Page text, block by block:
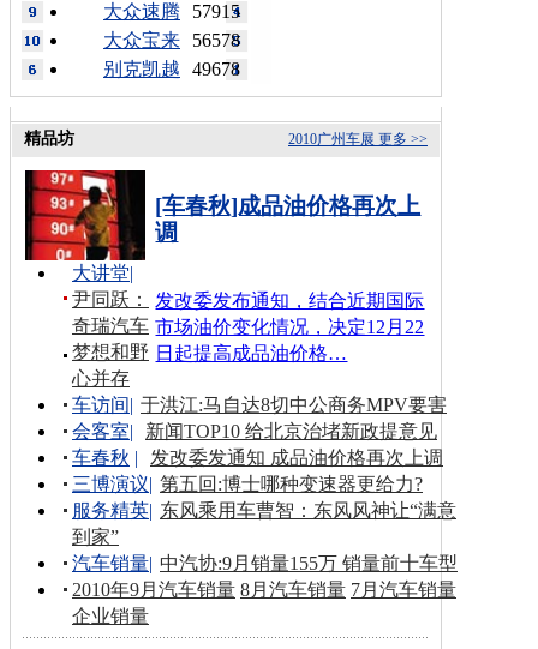
57915
大众速腾
56578
大众宝来
49678
别克凯越
更多 >>
2010广州车展
精品坊
[车春秋]成品油价格再次上
调
发改委发布通知，结合近期国际
市场油价变化情况，决定12月22
日起提高成品油价格…
大讲堂|
尹同跃：
奇瑞汽车
梦想和野
心并存
车访间| 于洪江:马自达8切中公商务MPV要害
会客室|
新闻TOP10 给北京治堵新政提意见
车春秋 |
发改委发通知 成品油价格再次上调
三博演议| 第五回:博士哪种变速器更给力?
服务精英| 东风乘用车曹智：东风风神让“满意
到家”
汽车销量| 中汽协:9月销量155万 销量前十车型
2010年9月汽车销量 8月汽车销量 7月汽车销量
企业销量